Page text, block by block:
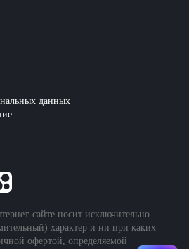
данных
сайте носит исключительно
характер и ни при каких
офертой, определяемой